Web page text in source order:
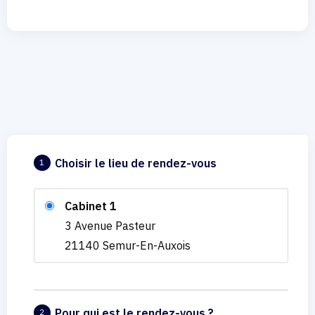
1 Choisir le lieu de rendez-vous
Cabinet 1
3 Avenue Pasteur
21140 Semur-En-Auxois
2